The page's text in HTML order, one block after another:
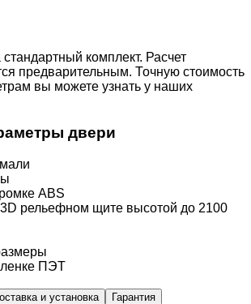
комплект. Расчет
предварительным. Точную стоимость
вы можете узнать у наших
двери
ABS
3D рельефном щите высотой до 2100
ПЭТ
и установка Гарантия